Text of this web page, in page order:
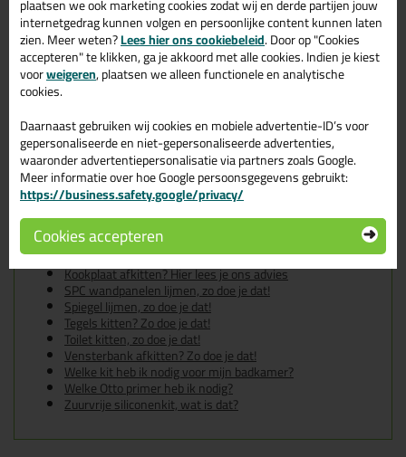
huis.
Wil je meer weten over de toepassing en kenmerken van dit
product?Lees alles over dit product >
Tips & tricks voor Ottoseal S70
310ml
In de volgende blogs wordt dit product gebruikt:
Bad kitten, zo doe je dat!
De badkamer kitten? Lees hier hoe!
Douche kitten, zo doe je dat!
Hoe kan je kit verwijderen?
Hoe kies je de juiste kit kleur?
Hoe kit ik een (natuursteen) aanrechtblad af?
Kookplaat afkitten? Hier lees je ons advies
SPC wandpanelen lijmen, zo doe je dat!
Spiegel lijmen, zo doe je dat!
Tegels kitten? Zo doe je dat!
Toilet kitten, zo doe je dat!
Vensterbank afkitten? Zo doe je dat!
Welke kit heb ik nodig voor mijn badkamer?
Welke Otto primer heb ik nodig?
Zuurvrije siliconenkit, wat is dat?
plaatsen we ook marketing cookies zodat wij en derde partijen jouw
internetgedrag kunnen volgen en persoonlijke content kunnen laten
zien. Meer weten?Lees hier ons cookiebeleid. Door op "Cookies
accepteren" te klikken, ga je akkoord met alle cookies. Indien je kiest
voorweigeren, plaatsen we alleen functionele en analytische
cookies.
Daarnaast gebruiken wij cookies en mobiele advertentie-ID’s voor
gepersonaliseerde en niet-gepersonaliseerde advertenties,
waaronder advertentiepersonalisatie via partners zoals Google.
Meer informatie over hoe Google persoonsgegevens gebruikt:
https://business.safety.google/privacy/
Cookies accepteren